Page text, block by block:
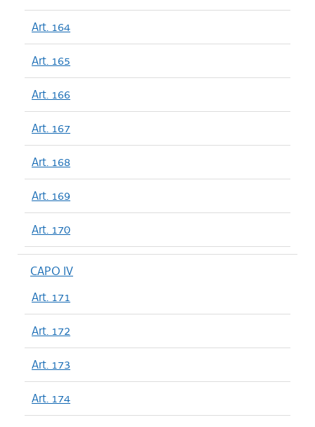
Art. 164
Art. 165
Art. 166
Art. 167
Art. 168
Art. 169
Art. 170
CAPO IV
Art. 171
Art. 172
Art. 173
Art. 174